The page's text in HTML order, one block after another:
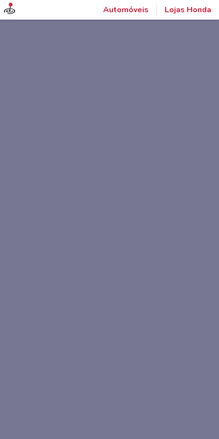
Automóveis Lojas Honda